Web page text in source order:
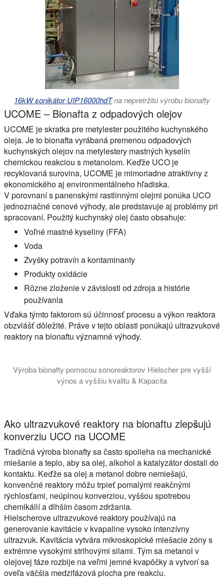
16kW sonikátor UIP16000hdTna nepretržitú výrobu bionafty
UCOME – Bionafta z odpadových olejov
UCOME je skratka pre metylester použitého kuchynského
oleja. Je to bionafta vyrábaná premenou odpadových
kuchynských olejov na metylestery mastných kyselín
chemickou reakciou s metanolom. Keďže UCO je
recyklovaná surovina, UCOME je mimoriadne atraktívny z
ekonomického aj environmentálneho hľadiska.
V porovnaní s panenskými rastlinnými olejmi ponúka UCO
jednoznačné cenové výhody, ale predstavuje aj problémy pri
spracovaní. Použitý kuchynský olej často obsahuje:
Voľné mastné kyseliny (FFA)
Voda
Zvyšky potravín a kontaminanty
Produkty oxidácie
Rôzne zloženie v závislosti od zdroja a histórie
používania
Vďaka týmto faktorom sú účinnosť procesu a výkon reaktora
obzvlášť dôležité. Práve v tejto oblasti ponúkajú ultrazvukové
reaktory na bionaftu významné výhody.
Výroba bionafty pomocou sonoreaktorov Hielscher pre vyšší
výnos a vyššiu kvalitu & Kapacita
Ako ultrazvukové reaktory na bionaftu zlepšujú
konverziu UCO na UCOME
Tradičná výroba bionafty sa často spolieha na mechanické
miešanie a teplo, aby sa olej, alkohol a katalyzátor dostali do
kontaktu. Keďže sa olej a metanol dobre nemiešajú,
konvenčné reaktory môžu trpieť pomalými reakčnými
rýchlosťami, neúplnou konverziou, vyššou spotrebou
chemikálií a dlhším časom zdržania.
Hielscherove ultrazvukové reaktory používajú na
generovanie kavitácie v kvapaline vysoko intenzívny
ultrazvuk. Kavitácia vytvára mikroskopické miešacie zóny s
extrémne vysokými strihovými silami. Tým sa metanol v
olejovej fáze rozbije na veľmi jemné kvapôčky a vytvorí sa
oveľa väčšia medzifázová plocha pre reakciu.